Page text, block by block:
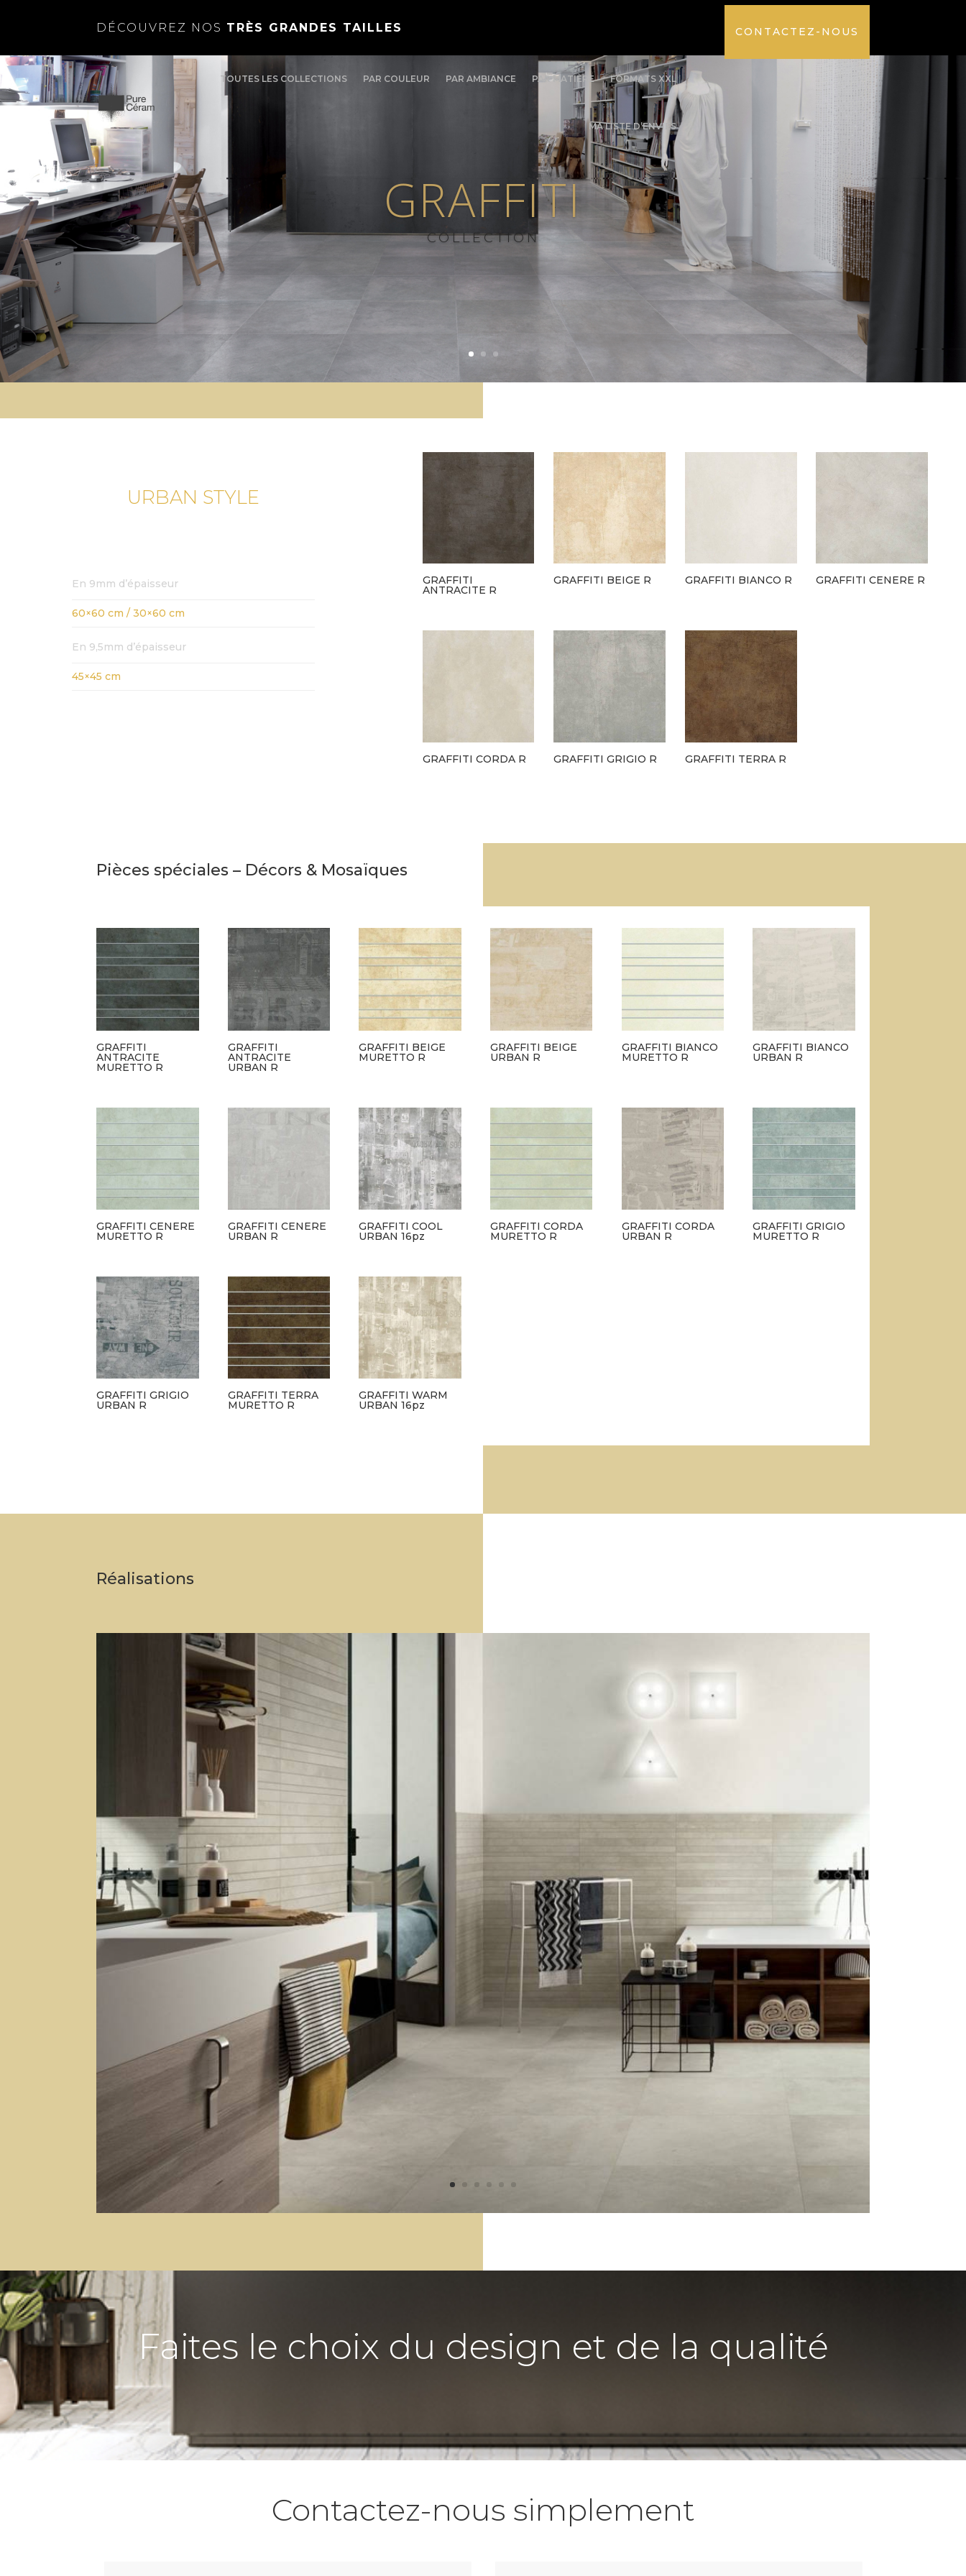
DÉCOUVREZ NOS TRÈS GRANDES TAILLES
TOUTES LES COLLECTIONS PAR COULEUR PAR AMBIANCE PAR MATIÈRE FORMATS XXL
MA LISTE D’ENVIES
CONTACTEZ-NOUS
GRAFFITI
COLLECTION
URBAN STYLE
En 9mm d’épaisseur
60×60 cm / 30×60 cm
En 9,5mm d’épaisseur
45×45 cm
GRAFFITI
ANTRACITE R
GRAFFITI BEIGE R GRAFFITI BIANCO R GRAFFITI CENERE R
GRAFFITI CORDA R GRAFFITI GRIGIO R GRAFFITI TERRA R
Pièces spéciales – Décors & Mosaïques
GRAFFITI
ANTRACITE
MURETTO R
GRAFFITI
ANTRACITE
URBAN R
GRAFFITI BEIGE
MURETTO R
GRAFFITI BEIGE
URBAN R
GRAFFITI BIANCO
MURETTO R
GRAFFITI BIANCO
URBAN R
GRAFFITI CENERE
MURETTO R
GRAFFITI CENERE
URBAN R
GRAFFITI COOL
URBAN 16pz
GRAFFITI CORDA
MURETTO R
GRAFFITI CORDA
URBAN R
GRAFFITI GRIGIO
MURETTO R
GRAFFITI GRIGIO
URBAN R
GRAFFITI TERRA
MURETTO R
GRAFFITI WARM
URBAN 16pz
Réalisations
Faites le choix du design et de la qualité
Contactez-nous simplement